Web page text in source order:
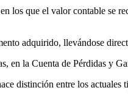
los que el valor contable se
adquirido, llevándose
en la Cuenta de Pérdidas y
distinción entre los